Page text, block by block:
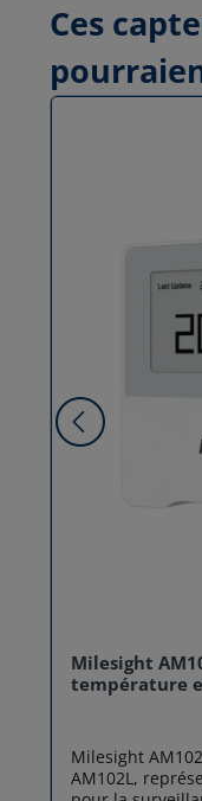
Ces
Milesight
température
Milesight
AM102L,